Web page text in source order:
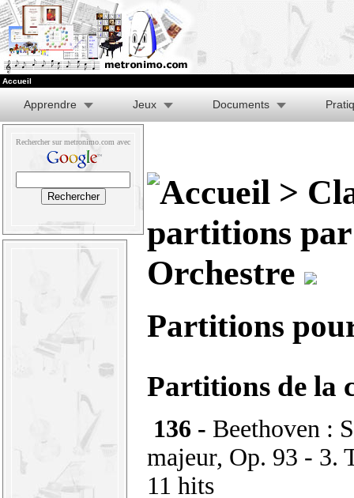
Accueil
Apprendre Jeux Documents
Rechercher sur metronimo.com avec
>
partitions
Orchestre
Partitions
Partitions de la
136 - Beethoven :
majeur, Op. 93 - 3.
11 hits